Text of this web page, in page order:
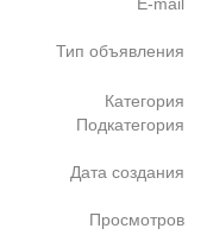
Тип объявления
Категория
Подкатегория
Дата создания
Просмотров